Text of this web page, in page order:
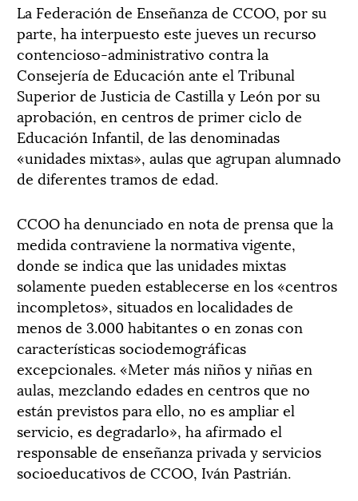
La Federación de Enseñanza de CCOO, por su
parte, ha interpuesto este jueves un recurso
contencioso-administrativo contra la
Consejería de Educación ante el Tribunal
Superior de Justicia de Castilla y León por su
aprobación, en centros de primer ciclo de
Educación Infantil, de las denominadas
«unidades mixtas», aulas que agrupan alumnado
de diferentes tramos de edad.
CCOO ha denunciado en nota de prensa que la
medida contraviene la normativa vigente,
donde se indica que las unidades mixtas
solamente pueden establecerse en los «centros
incompletos», situados en localidades de
menos de 3.000 habitantes o en zonas con
características sociodemográficas
excepcionales. «Meter más niños y niñas en
aulas, mezclando edades en centros que no
están previstos para ello, no es ampliar el
servicio, es degradarlo», ha afirmado el
responsable de enseñanza privada y servicios
socioeducativos de CCOO, Iván Pastrián.